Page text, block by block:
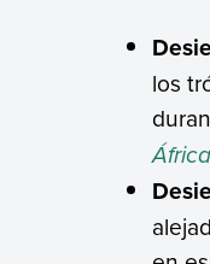
los
África